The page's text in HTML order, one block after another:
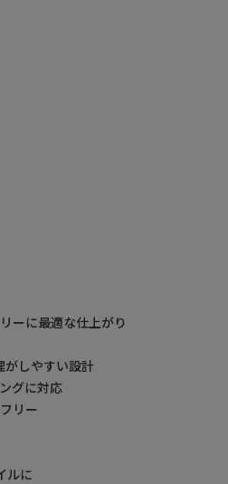
ーに最適な仕上がり
がしやすい設計
グに対応
リー
ルに